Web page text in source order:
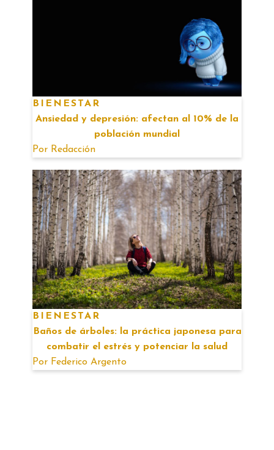
BIENESTAR
Ansiedad y depresión: afectan al 10% de la
población mundial
Por Redacción
BIENESTAR
Baños de árboles: la práctica japonesa para
combatir el estrés y potenciar la salud
Por Federico Argento